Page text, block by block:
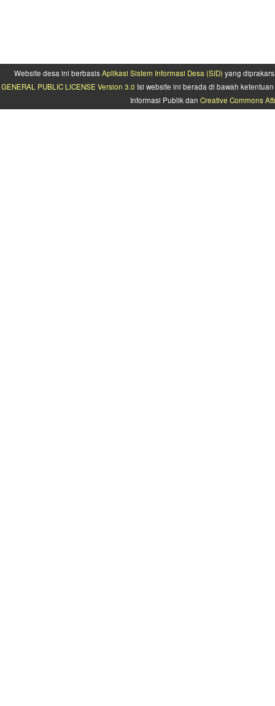
Website desa ini berbasisAplikasi Sistem Informasi Desa (SID) yang
GENERAL PUBLIC LICENSE Version 3.0 Isi website ini berada di bawah
Informasi Publik dan Creative Commons